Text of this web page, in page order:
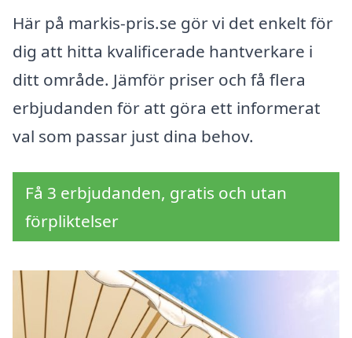
Här på markis-pris.se gör vi det enkelt för
dig att hitta kvalificerade hantverkare i
ditt område. Jämför priser och få flera
erbjudanden för att göra ett informerat
val som passar just dina behov.
Få 3 erbjudanden, gratis och utan
förpliktelser